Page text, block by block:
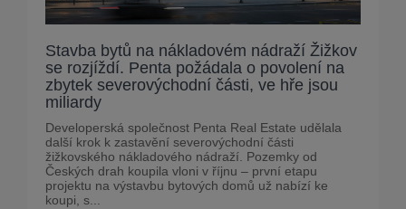
Stavba bytů na nákladovém nádraží Žižkov
se rozjíždí. Penta požádala o povolení na
zbytek severovýchodní části, ve hře jsou
miliardy
Developerská společnost Penta Real Estate udělala
další krok k zastavění severovýchodní části
žižkovského nákladového nádraží. Pozemky od
Českých drah koupila vloni v říjnu – první etapu
projektu na výstavbu bytových domů už nabízí ke
koupi, s...